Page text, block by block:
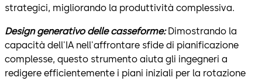
strategici, migliorando la produttività complessiva.
Design generativo delle casseforme:Dimostrando la
capacità dell'IA nell'affrontare sfide di pianificazione
complesse, questo strumento aiuta gli ingegneri a
redigere efficientemente i piani iniziali per la rotazione